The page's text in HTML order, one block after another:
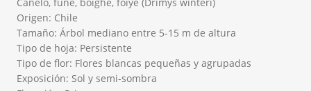
Origen: Chile
Tamaño: Árbol mediano entre 5-15 m de altura
Tipo de hoja: Persistente
Tipo de flor: Flores blancas pequeñas y agrupadas
Exposición: Sol y semi-sombra